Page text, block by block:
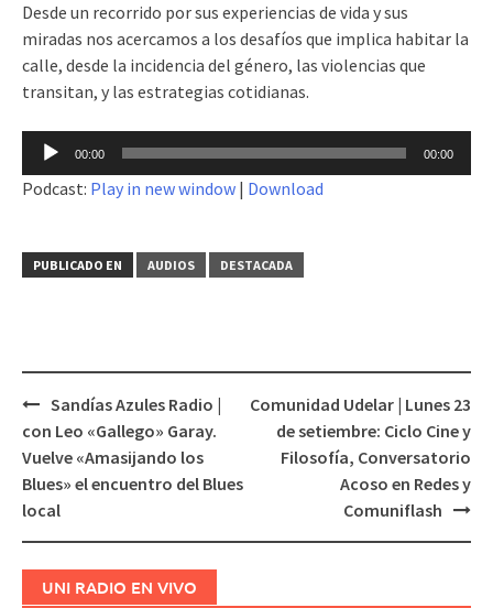
Desde un recorrido por sus experiencias de vida y sus
miradas nos acercamos a los desafíos que implica habitar la
calle, desde la incidencia del género, las violencias que
transitan, y las estrategias cotidianas.
Reproductor
audio
00:00 00:00
Podcast: Play in new window | Download
PUBLICADO EN AUDIOS DESTACADA
Navegación
de
entradas
Sandías Azules Radio |
con Leo «Gallego» Garay.
Vuelve «Amasijando los
Blues» el encuentro del Blues
local
Comunidad Udelar | Lunes 23
de setiembre: Ciclo Cine y
Filosofía, Conversatorio
Acoso en Redes y
Comuniflash
UNI RADIO EN VIVO